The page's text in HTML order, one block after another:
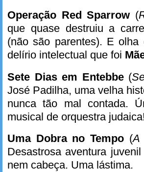
Operação Red Sparrow (
que quase destruiu a
(não são parentes). E
delírio intelectual que foi
Sete Dias em Entebbe(
José Padilha, uma velha
nunca tão mal contada.
musical de orquestra
Uma Dobra no Tempo (A
Desastrosa aventura
nem cabeça. Uma lástima.